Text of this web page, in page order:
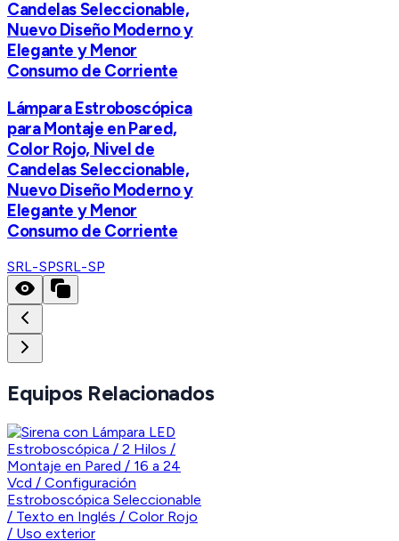
Candelas Seleccionable,
Nuevo Diseño Moderno y
Elegante y Menor
Consumo de Corriente
Lámpara Estroboscópica
para Montaje en Pared,
Color Rojo, Nivel de
Candelas Seleccionable,
Nuevo Diseño Moderno y
Elegante y Menor
Consumo de Corriente
SRL-SPSRL-SP
Equipos Relacionados